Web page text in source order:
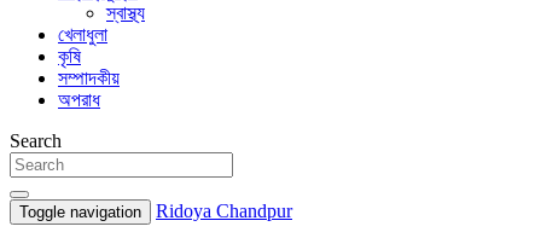
স্বাস্থ্য
খেলাধুলা
কৃষি
সম্পাদকীয়
অপরাধ
Search
Toggle navigation Ridoya Chandpur